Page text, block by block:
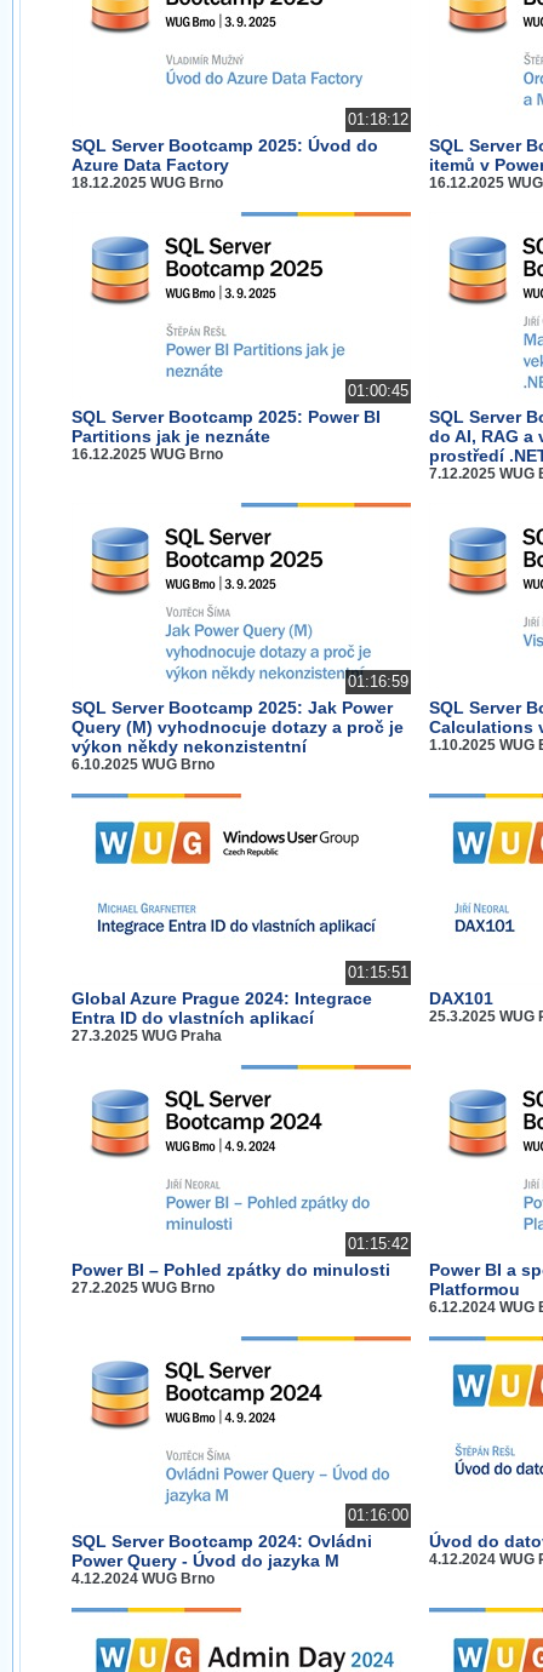
01:18:12
SQL Server Bootcamp 2025: Úvod do
Azure Data Factory
18.12.2025 WUG Brno
SQL Server
itemů v
16.12.2025
01:00:45
SQL Server Bootcamp 2025: Power BI
Partitions jak je neznáte
16.12.2025 WUG Brno
SQL Server
do AI, RAG
prostředí
7.12.2025 WUG
01:16:59
SQL Server Bootcamp 2025: Jak Power
Query (M) vyhodnocuje dotazy a proč je
výkon někdy nekonzistentní
6.10.2025 WUG Brno
SQL Server
Calculations
1.10.2025 WUG
01:15:51
Global Azure Prague 2024: Integrace
Entra ID do vlastních aplikací
27.3.2025 WUG Praha
DAX101
25.3.2025 WUG
01:15:42
Power BI – Pohled zpátky do minulosti
27.2.2025 WUG Brno
Power BI a
Platformou
6.12.2024 WUG
01:16:00
SQL Server Bootcamp 2024: Ovládni
Power Query - Úvod do jazyka M
4.12.2024 WUG Brno
Úvod do
4.12.2024 WUG